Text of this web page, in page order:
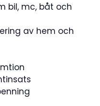
bil, mc, båt och
av hem och